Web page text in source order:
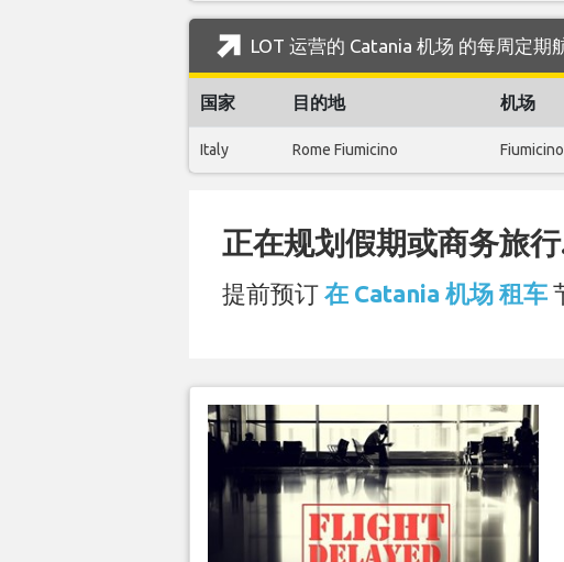
LOT 运营的 Catania 机场 的每周定期
国家 目的地 机场
Italy Rome Fiumicino
正在规划假期或商务旅行
提前预订 在 Catania 机场 租车